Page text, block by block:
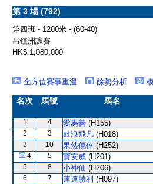
第 3 場 (792)
第四班 - 1200米 - (60-40)
吊鐘洲讓賽
HK$ 1,080,000
全方位賽事重溫 餘勢分析
名次 馬號 馬名
1 4 愛馬善 (H155)
2
3 鼓浪飛凡 (H018)
3
10 果然僥倖 (H252)
4
5 寶安威 (H201)
5
8 小神仙 (H206)
6
7 連連勝利 (H097)